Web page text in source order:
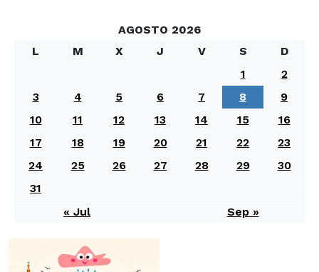
AGOSTO 2026
L
M X J V S
D
1
2
3
4 5 6 7 8
9
10
11 12 13 14 15
16
17
18 19 20 21 22
23
24
25 26 27 28 29
30
31
« Jul
Sep »